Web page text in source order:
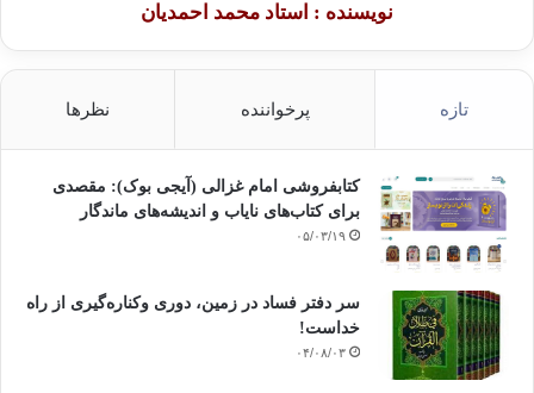
کپی آدرسنویسنده : استاد محمد احمدیان
تازه پرخواننده نظرها
کتابفروشی امام غزالی (آیجی بوک): مقصدی
برای کتاب‌های نایاب و اندیشه‌های ماندگار
۰۵/۰۳/۱۹
سر دفتر فساد در زمین‌، دوری وکناره‌گیری از راه
خداست‌!
۰۴/۰۸/۰۳